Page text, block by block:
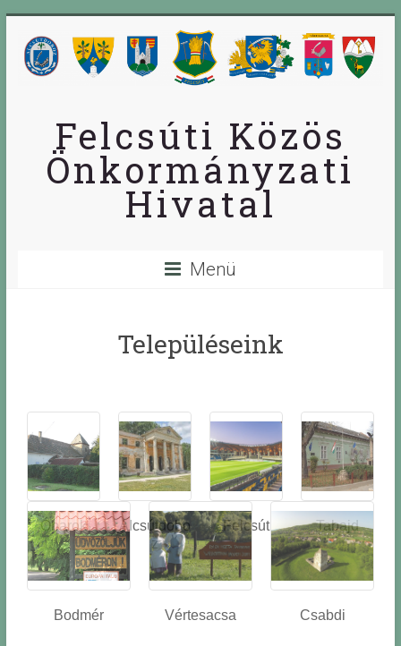
Felcsúti Közös
Önkormányzati
Hivatal
Menü
Településeink
Óbarok
Alcsútdobo
z
Felcsút Tabajd
Bodmér Vértesacsa Csabdi